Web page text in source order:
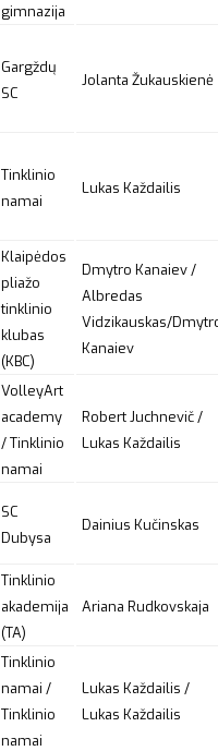
gimnazija
Gargždų
SC
Jolanta Žukauskienė
Tinklinio
namai
Lukas Každailis
Klaipėdos
pliažo
tinklinio
klubas
(KBC)
Dmytro Kanaiev /
Albredas
Vidzikauskas/
Kanaiev
VolleyArt
academy
/ Tinklinio
namai
Robert Juchnevič /
Lukas Každailis
SC
Dubysa
Dainius Kučinskas
Tinklinio
akademija
(TA)
Ariana Rudkovskaja
Tinklinio
namai /
Tinklinio
namai
Lukas Každailis /
Lukas Každailis